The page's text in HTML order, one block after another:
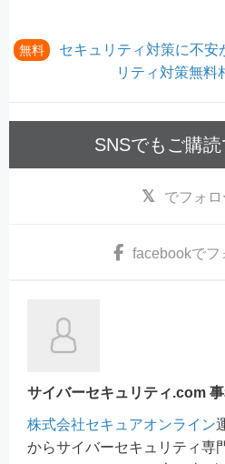
無料
セキュリティ対策に不安
リティ対策無料
SNSでもご購読
でフォロ
facebookでフ
サイバーセキュリティ.com
株式会社セキュアオンライン
からサイバーセキュリティ専